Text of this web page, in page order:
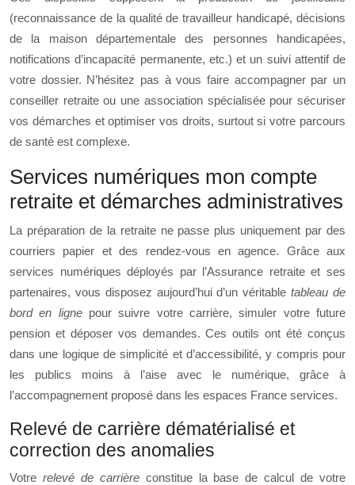
(reconnaissance de la qualité de travailleur handicapé, décisions
de la maison départementale des personnes handicapées,
notifications d’incapacité permanente, etc.) et un suivi attentif de
votre dossier. N’hésitez pas à vous faire accompagner par un
conseiller retraite ou une association spécialisée pour sécuriser
vos démarches et optimiser vos droits, surtout si votre parcours
de santé est complexe.
Services numériques mon compte
retraite et démarches administratives
La préparation de la retraite ne passe plus uniquement par des
courriers papier et des rendez‑vous en agence. Grâce aux
services numériques déployés par l’Assurance retraite et ses
partenaires, vous disposez aujourd’hui d’un véritabletableau de
bord en lignepour suivre votre carrière, simuler votre future
pension et déposer vos demandes. Ces outils ont été conçus
dans une logique de simplicité et d’accessibilité, y compris pour
les publics moins à l’aise avec le numérique, grâce à
l’accompagnement proposé dans les espaces France services.
Relevé de carrière dématérialisé et
correction des anomalies
Votre relevé de carrièreconstitue la base de calcul de votre